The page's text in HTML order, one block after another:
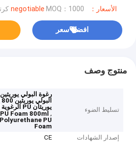
الأسعار：negotiable MOQ：1000 كرتون
افضل سعر
منتوج وصف
تسليط الضوء
يوريثان PU الرغوية المتوسعة
,
Foam 800ml
PU
Foam
إصدار الشهادات
CE